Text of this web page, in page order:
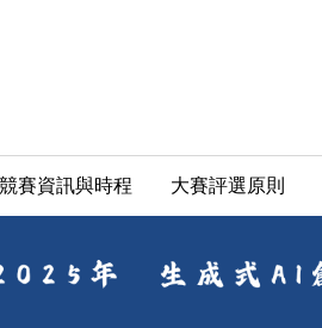
競賽資訊與時程 大賽評選原則